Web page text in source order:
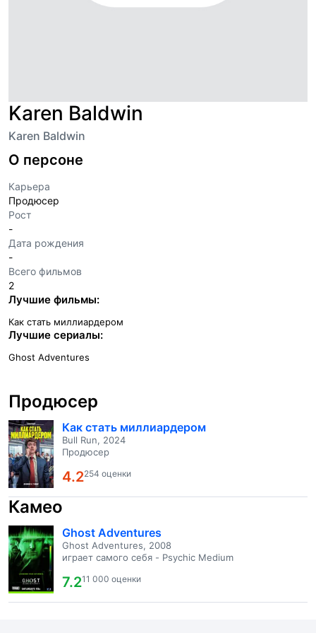
Karen Baldwin
Karen Baldwin
О персоне
Карьера
Продюсер
Рост
-
Дата рождения
-
Всего фильмов
2
Лучшие фильмы:
Как стать миллиардером
Лучшие сериалы:
Ghost Adventures
Продюсер
Как стать миллиардером
Bull Run, 2024
Продюсер
4.2254 оценки
Камео
Ghost Adventures
Ghost Adventures, 2008
играет самого себя - Psychic Medium
7.211 000 оценки